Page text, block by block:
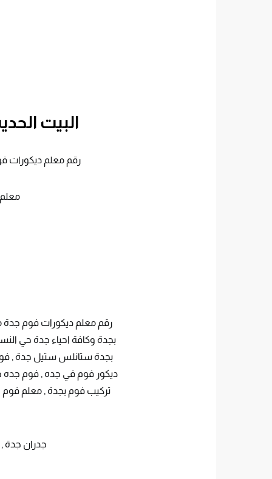
البيت
رقم معلم ديكورات فوم جدة ت:0560952067
رقم معلم ديكورات فوم جدة
بجدة وكافة احياء جدة حي
بجدة ستانلس ستيل جدة ,
ديكور فوم في جده , فوم جده
تركيب فوم بجدة , معلم
جدران جدة